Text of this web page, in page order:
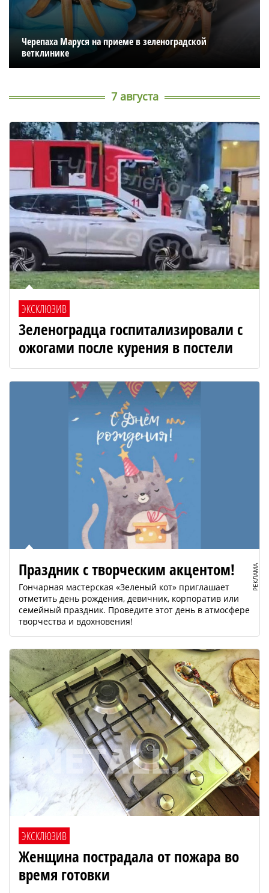
Черепаха Маруся на приеме в зеленоградской
ветклинике
7 августа
ЭКСКЛЮЗИВ
Зеленоградца госпитализировали с
ожогами после курения в постели
РЕКЛАМА
Праздник с творческим акцентом!
Гончарная мастерская «Зеленый кот» приглашает
отметить день рождения, девичник, корпоратив или
семейный праздник. Проведите этот день в атмосфере
творчества и вдохновения!
ЭКСКЛЮЗИВ
Женщина пострадала от пожара во
время готовки